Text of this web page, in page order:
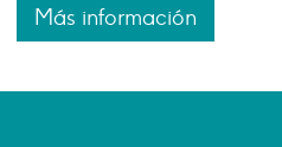
Más información